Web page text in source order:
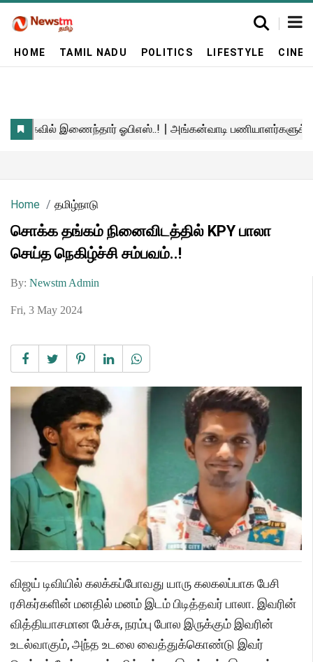
HOME TAMIL NADU POLITICS LIFESTYLE
Home தமிழ்நாடு
சொக்க தங்கம் நினைவிடத்தில் KPY பாலா
செய்த நெகிழ்ச்சி சம்பவம்..!
By: Newstm Admin
Fri, 3 May 2024
விஜய் டிவியில் கலக்கப்போவது யாரு கலகலப்பாக பேசி
ரசிகர்களின் மனதில் மனம் இடம் பிடித்தவர் பாலா. இவரின்
வித்தியாசமான பேச்சு, நரம்பு போல இருக்கும் இவரின்
உடல்வாகும், அந்த உடலை வைத்துக்கொண்டு இவர்